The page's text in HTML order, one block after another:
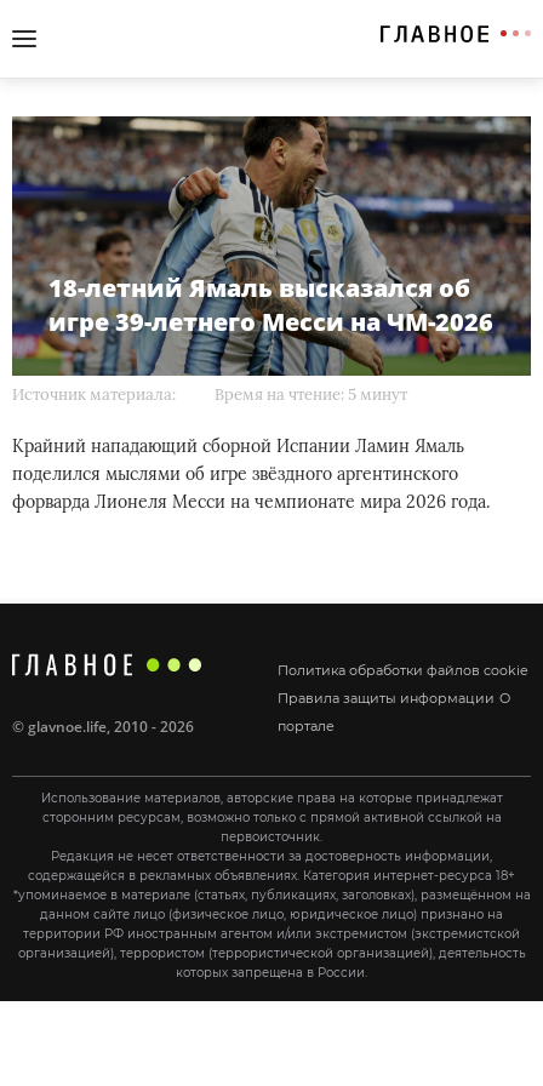
18-летний Ямаль высказался об
игре 39-летнего Месси на ЧМ-2026
Источник материала: Время на чтение: 5 минут
Крайний нападающий сборной Испании Ламин Ямаль
поделился мыслями об игре звёздного аргентинского
форварда Лионеля Месси на чемпионате мира 2026 года.
Политика обработки файлов cookie
Правила защиты информации О
портале
©glavnoe.life, 2010 - 2026
Использование материалов, авторские права на которые принадлежат
сторонним ресурсам, возможно только с прямой активной ссылкой на
первоисточник.
Редакция не несет ответственности за достоверность информации,
содержащейся в рекламных объявлениях. Категория интернет-ресурса 18+
*упоминаемое в материале (статьях, публикациях, заголовках), размещённом на
данном сайте лицо (физическое лицо, юридическое лицо) признано на
территории РФ иностранным агентом и/или экстремистом (экстремистской
организацией), террористом (террористической организацией), деятельность
которых запрещена в России.